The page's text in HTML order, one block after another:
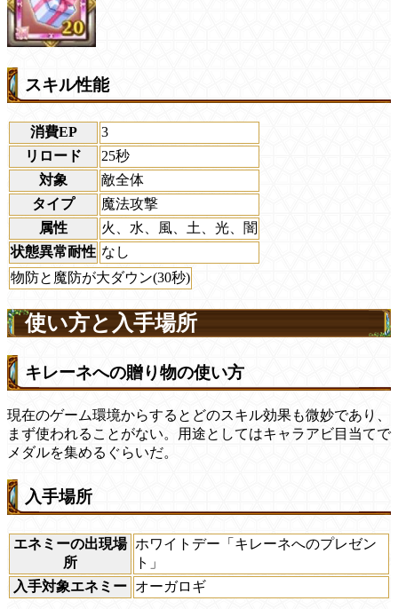
スキル性能
消費EP
3
リロード
25秒
対象
敵全体
タイプ
魔法攻撃
属性
火、水、風、土、光、闇
状態異常耐性 なし
物防と魔防が大ダウン(30秒)
使い方と入手場所
キレーネへの贈り物の使い方
現在のゲーム環境からするとどのスキル効果も微妙であり、
まず使われることがない。用途としてはキャラアビ目当てで
メダルを集めるぐらいだ。
入手場所
エネミーの出現場
所
ホワイトデー「キレーネへのプレゼン
ト」
入手対象エネミー オーガロギ